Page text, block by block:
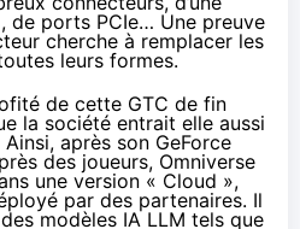
de ports PCIe… Une preuve
cherche à remplacer les
leurs formes.
de cette GTC de fin
la société entrait elle aussi
après son GeForce
des joueurs, Omniverse
une version « Cloud »,
par des partenaires. Il
modèles IA LLM tels que